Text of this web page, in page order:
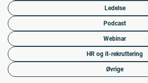
Ledelse
Podcast
Webinar
HR og it-rekruttering
Øvrige